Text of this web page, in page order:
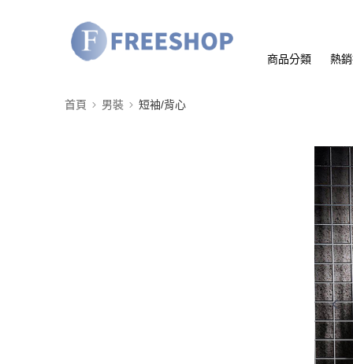
商品分類 熱
首頁 男裝 短袖/背心